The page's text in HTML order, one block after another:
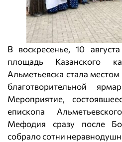
В воскресенье, 10
площадь Казанского
Альметьевска стала
благотворительной
Мероприятие,
епископа
Мефодия сразу после
собрало сотни